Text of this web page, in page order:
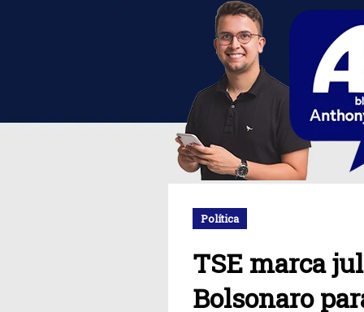
Política
TSE marca
Bolsonaro